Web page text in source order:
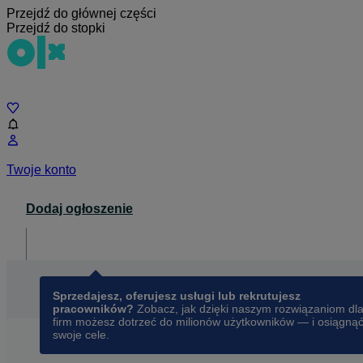
Przejdź do głównej części
Przejdź do stopki
Twoje konto
Dodaj ogłoszenie
Sprzedajesz, oferujesz usługi lub rekrutujesz
pracowników? Zobacz, jak dzięki naszym rozwiązaniom dla
firm możesz dotrzeć do milionów użytkowników — i osiągnąć
swoje cele.